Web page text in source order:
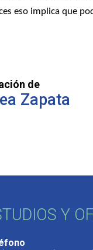
eso implica que
de
Zapata
Y